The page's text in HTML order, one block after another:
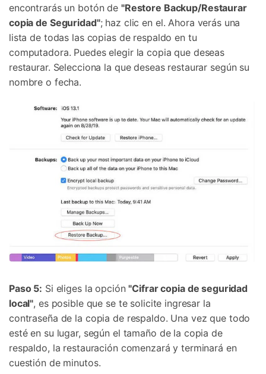
encontrarás un botón de "Restore Backup/Restaurar
copia de Seguridad"; haz clic en el. Ahora verás una
lista de todas las copias de respaldo en tu
computadora. Puedes elegir la copia que deseas
restaurar. Selecciona la que deseas restaurar según su
nombre o fecha.
Paso 5: Si eliges la opción"Cifrar copia de seguridad
local", es posible que se te solicite ingresar la
contraseña de la copia de respaldo. Una vez que todo
esté en su lugar, según el tamaño de la copia de
respaldo, la restauración comenzará y terminará en
cuestión de minutos.